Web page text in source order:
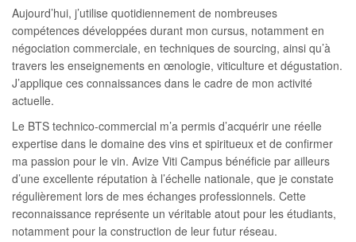
Aujourd’hui, j’utilise quotidiennement de nombreuses
compétences développées durant mon cursus, notamment en
négociation commerciale, en techniques de sourcing, ainsi qu’à
travers les enseignements en œnologie, viticulture et dégustation.
J’applique ces connaissances dans le cadre de mon activité
actuelle.
Le BTS technico-commercial m’a permis d’acquérir une réelle
expertise dans le domaine des vins et spiritueux et de confirmer
ma passion pour le vin. Avize Viti Campus bénéficie par ailleurs
d’une excellente réputation à l’échelle nationale, que je constate
régulièrement lors de mes échanges professionnels. Cette
reconnaissance représente un véritable atout pour les étudiants,
notamment pour la construction de leur futur réseau.